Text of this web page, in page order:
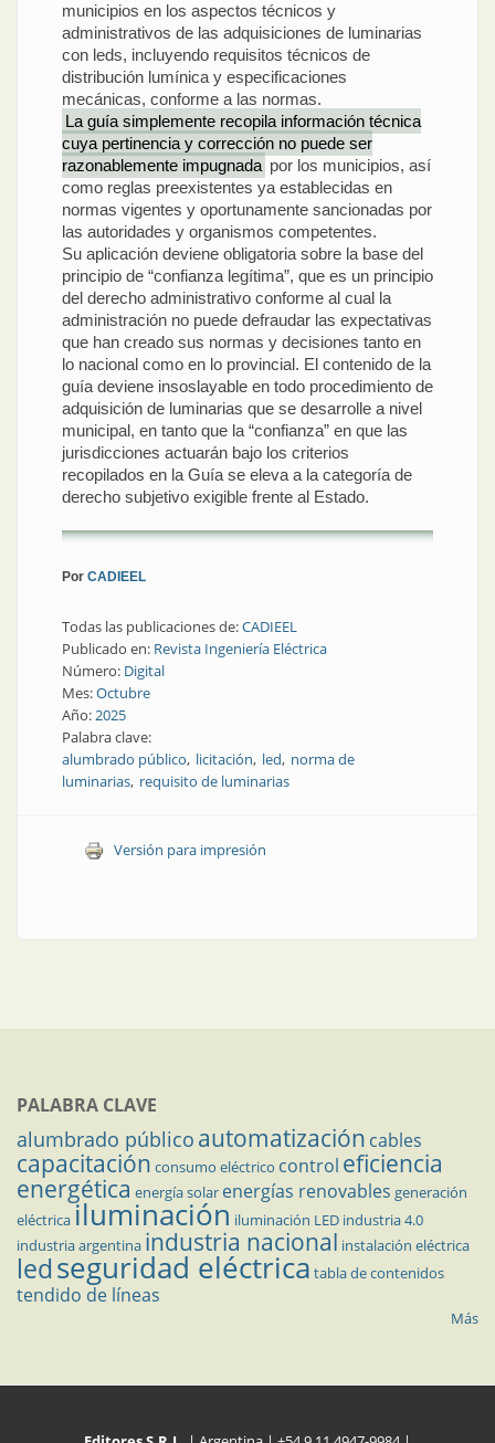
municipios en los aspectos técnicos y
administrativos de las adquisiciones de luminarias
con leds, incluyendo requisitos técnicos de
distribución lumínica y especificaciones
mecánicas, conforme a las normas.
La guía simplemente recopila información técnica
cuya pertinencia y corrección no puede ser
razonablemente impugnada por los municipios, así
como reglas preexistentes ya establecidas en
normas vigentes y oportunamente sancionadas por
las autoridades y organismos competentes.
Su aplicación deviene obligatoria sobre la base del
principio de “confianza legítima”, que es un principio
del derecho administrativo conforme al cual la
administración no puede defraudar las expectativas
que han creado sus normas y decisiones tanto en
lo nacional como en lo provincial. El contenido de la
guía deviene insoslayable en todo procedimiento de
adquisición de luminarias que se desarrolle a nivel
municipal, en tanto que la “confianza” en que las
jurisdicciones actuarán bajo los criterios
recopilados en la Guía se eleva a la categoría de
derecho subjetivo exigible frente al Estado.
Por CADIEEL
Todas las publicaciones de:CADIEEL
Publicado en: Revista Ingeniería Eléctrica
Número: Digital
Mes:Octubre
Año:2025
Palabra clave:
alumbrado público licitación led norma de
luminarias requisito de luminarias
Versión para impresión
PALABRA CLAVE
alumbrado público automatización cables
capacitación consumo eléctrico control eficiencia
energética energía solar energías renovables generación
eléctricailuminación iluminación LED industria 4.0
industria argentina industria nacional instalación eléctrica
ledseguridad eléctrica tabla de contenidos
tendido de líneas
Más